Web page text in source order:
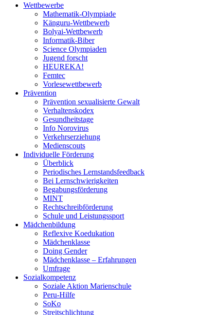
Wettbewerbe
Mathematik-Olympiade
Känguru-Wettbewerb
Bolyai-Wettbewerb
Informatik-Biber
Science Olympiaden
Jugend forscht
HEUREKA!
Femtec
Vorlesewettbewerb
Prävention
Prävention sexualisierte Gewalt
Verhaltenskodex
Gesundheitstage
Info Norovirus
Verkehrserziehung
Medienscouts
Individuelle Förderung
Überblick
Periodisches Lernstandsfeedback
Bei Lernschwierigkeiten
Begabungsförderung
MINT
Rechtschreibförderung
Schule und Leistungssport
Mädchenbildung
Reflexive Koedukation
Mädchenklasse
Doing Gender
Mädchenklasse – Erfahrungen
Umfrage
Sozialkompetenz
Soziale Aktion Marienschule
Peru-Hilfe
SoKo
Streitschlichtung